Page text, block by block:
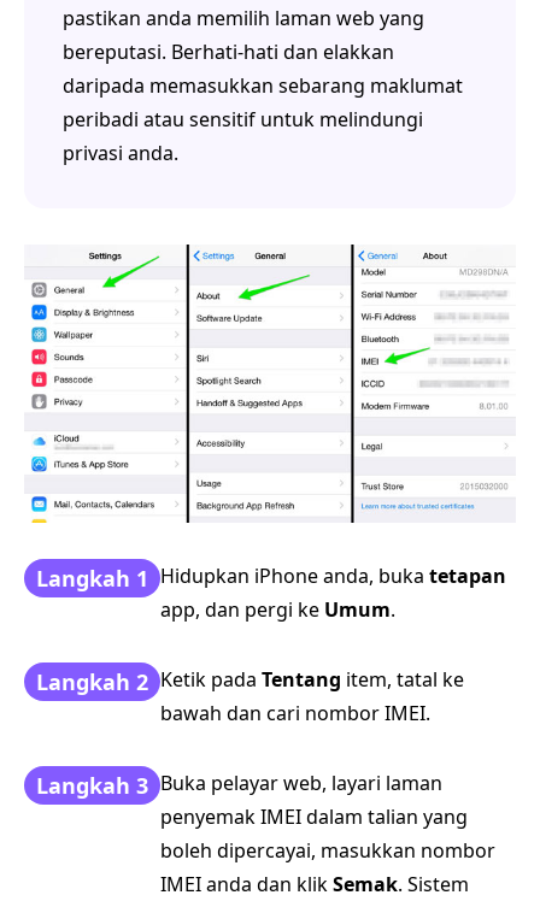
pastikan anda memilih laman web yang
bereputasi. Berhati-hati dan elakkan
daripada memasukkan sebarang maklumat
peribadi atau sensitif untuk melindungi
privasi anda.
Langkah 1 Hidupkan iPhone anda, buka tetapan
app, dan pergi ke Umum.
Langkah 2 Ketik pada Tentang item, tatal ke
bawah dan cari nombor IMEI.
Langkah 3 Buka pelayar web, layari laman
penyemak IMEI dalam talian yang
boleh dipercayai, masukkan nombor
IMEI anda dan klikSemak. Sistem